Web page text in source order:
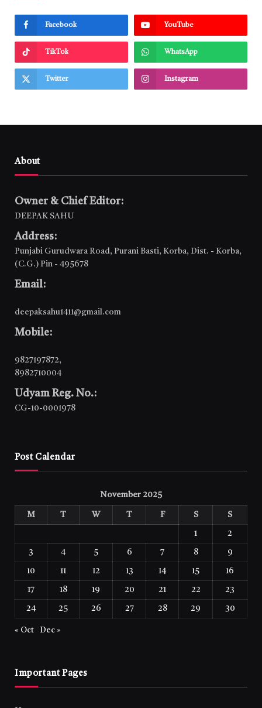
Facebook YouTube
TikTok WhatsApp
Twitter Instagram
About
Owner & Chief Editor:
DEEPAK SAHU
Address:
Punjabi Gurudwara Road, Purani Basti, Korba, Dist. - Korba,
(C.G.) Pin - 495678
Email:
deepaksahu1411@gmail.com
Mobile:
9827197872,
8982710004
Udyam Reg. No.:
CG-10-0001978
Post Calendar
November 2025
M T W T F S S
1 2
3 4 5 6 7 8 9
10 11 12 13 14 15 16
17 18 19 20 21 22 23
24 25 26 27 28 29 30
« Oct Dec »
Important Pages